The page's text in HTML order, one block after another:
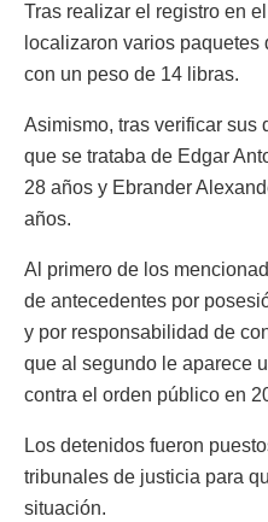
Tras realizar el registro en
localizaron varios
con un peso de 14 libras.
Asimismo, tras verificar sus
que se trataba de Edgar
28 años y Ebrander
años.
Al primero de los
de antecedentes por
y por responsabilidad de
que al segundo le aparece
contra el orden público en
Los detenidos fueron
tribunales de justicia para
situación.